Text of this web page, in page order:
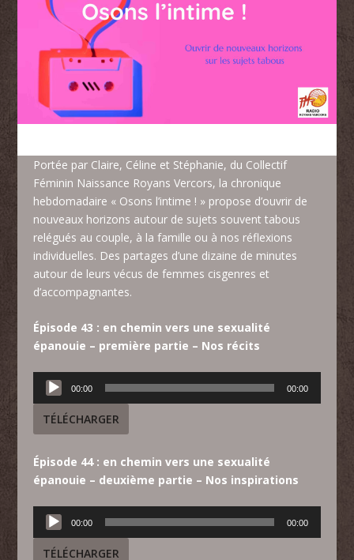
Portée par Claire, Céline et Stéphanie, du Collectif
Féminin Naissance Royans Vercors, la chronique
hebdomadaire « Osons l’intime ! » propose d’ouvrir de
nouveaux horizons autour de sujets souvent tabous
relégués au couple, à la famille ou à nos réflexions
individuelles. Des partages d’une dizaine de minutes
autour de leurs vécus de femmes cisgenres et
d’accompagnantes.
Épisode 43 : en chemin vers une sexualité
épanouie – première partie – Nos récits
Lecteur
audio
00:00 00:00
TÉLÉCHARGER
Épisode 44 : en chemin vers une sexualité
épanouie – deuxième partie – Nos inspirations
Lecteur
audio
00:00 00:00
TÉLÉCHARGER